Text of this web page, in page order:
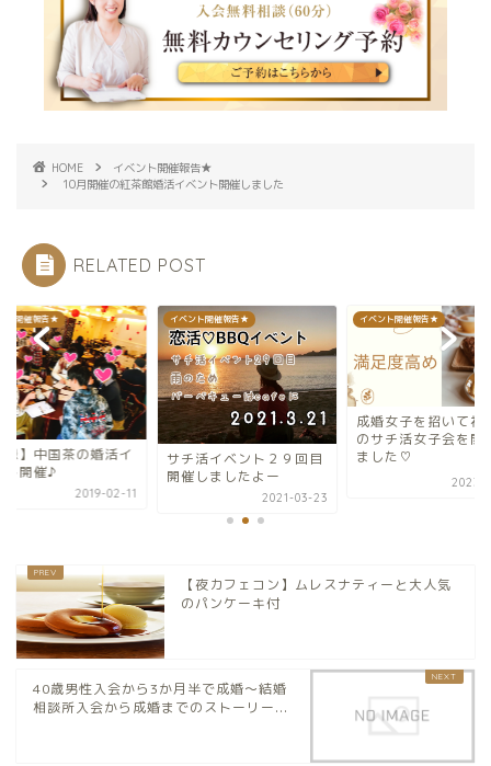
HOME
イベント開催報告★
10月開催の紅茶館婚活イベント開催しました
RELATED POST
ト開催報告★
活イベント２９回目
ましたよー
2021-03-23
イベント開催報告★
成婚女子を招いて初めて
のサチ活女子会を開催し
ました♡
2023-07-29
イベント開催報告★
【茶縁】中国茶の婚
【夜カフェコン】ムレスナティーと大人気
のパンケーキ付
40歳男性入会から3か月半で成婚～結婚
相談所入会から成婚までのストーリー...